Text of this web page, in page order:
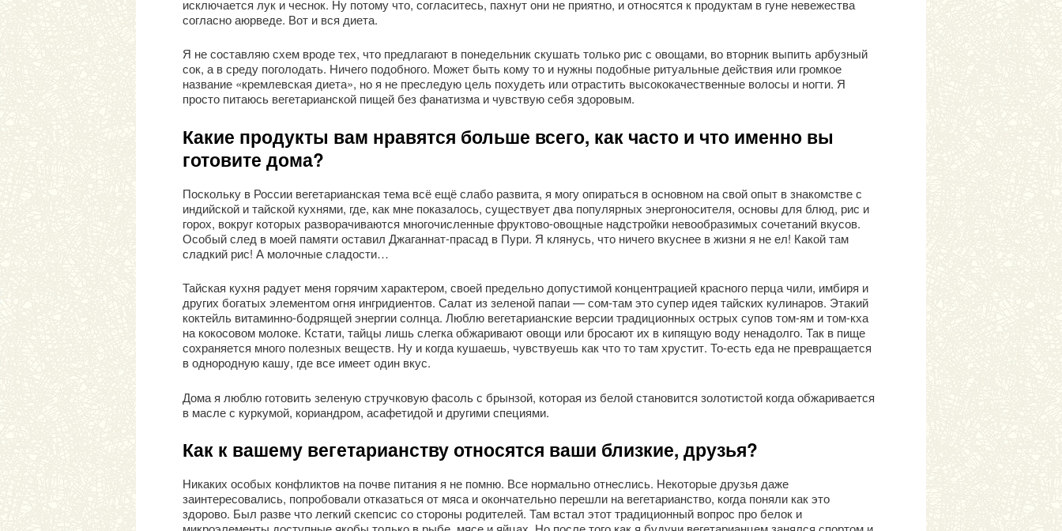
исключается лук и чеснок. Ну потому что, согласитесь, пахнут они не приятно, и относятся к продуктам в гуне невежества
согласно аюрведе. Вот и вся диета.
Я не составляю схем вроде тех, что предлагают в понедельник скушать только рис с овощами, во вторник выпить арбузный
сок, а в среду поголодать. Ничего подобного. Может быть кому то и нужны подобные ритуальные действия или громкое
название «кремлевская диета», но я не преследую цель похудеть или отрастить высококачественные волосы и ногти. Я
просто питаюсь вегетарианской пищей без фанатизма и чувствую себя здоровым.
Какие продукты вам нравятся больше всего, как часто и что именно вы
готовите дома?
Поскольку в России вегетарианская тема всё ещё слабо развита, я могу опираться в основном на свой опыт в знакомстве с
индийской и тайской кухнями, где, как мне показалось, существует два популярных энергоносителя, основы для блюд, рис и
горох, вокруг которых разворачиваются многочисленные фруктово-овощные надстройки невообразимых сочетаний вкусов.
Особый след в моей памяти оставил Джаганнат-прасад в Пури. Я клянусь, что ничего вкуснее в жизни я не ел! Какой там
сладкий рис! А молочные сладости…
Тайская кухня радует меня горячим характером, своей предельно допустимой концентрацией красного перца чили, имбиря и
других богатых элементом огня ингридиентов. Салат из зеленой папаи — сом-там это супер идея тайских кулинаров. Этакий
коктейль витаминно-бодрящей энергии солнца. Люблю вегетарианские версии традиционных острых супов том-ям и том-кха
на кокосовом молоке. Кстати, тайцы лишь слегка обжаривают овощи или бросают их в кипящую воду ненадолго. Так в пище
сохраняется много полезных веществ. Ну и когда кушаешь, чувствуешь как что то там хрустит. То-есть еда не превращается
в однородную кашу, где все имеет один вкус.
Дома я люблю готовить зеленую стручковую фасоль с брынзой, которая из белой становится золотистой когда обжаривается
в масле с куркумой, кориандром, асафетидой и другими специями.
Как к вашему вегетарианству относятся ваши близкие, друзья?
Никаких особых конфликтов на почве питания я не помню. Все нормально отнеслись. Некоторые друзья даже
заинтересовались, попробовали отказаться от мяса и окончательно перешли на вегетарианство, когда поняли как это
здорово. Был разве что легкий скепсис со стороны родителей. Там встал этот традиционный вопрос про белок и